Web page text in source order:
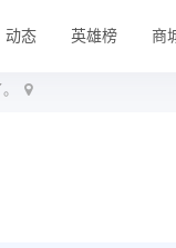
动态 英雄榜 商